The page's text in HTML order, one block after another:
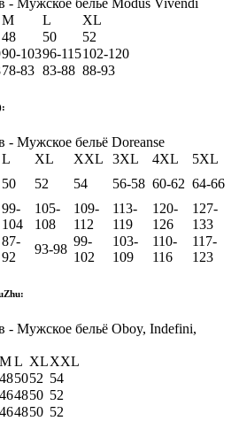
M L
XL
48 50
52
90-10396-115102-120
78-83 83-88 88-93
L XL XXL 3XL 4XL
5XL
50 52 54 56-58 60-62 64-66
99-
104
105-
108
109-
112
113-
119
120-
126
127-
133
87-
92
93-98
99-
102
103-
109
110-
116
117-
123
ML XLXXL
485052 54
464850 52
464850 52